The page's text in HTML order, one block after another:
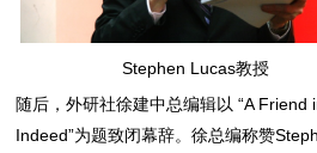
Stephen Lucas教授
随后，外研社徐建中总编辑以 “A Friend
Indeed”为题致闭幕辞。徐总编称赞